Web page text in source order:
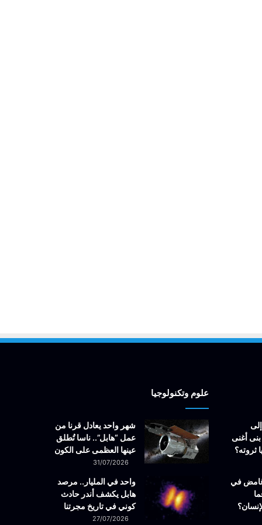
أغنى
ثروته؟
في
علوم وتكنولوجيا
شهر واحد يعادل قرنا من
عمل “هابل”.. ناسا تُطلق
عينها العظمى على الكون
31/07/2026
واحد في المليار.. مرصد
هابل يكشف أندر حادث
كوني في تاريخ مجرتنا
27/07/2026